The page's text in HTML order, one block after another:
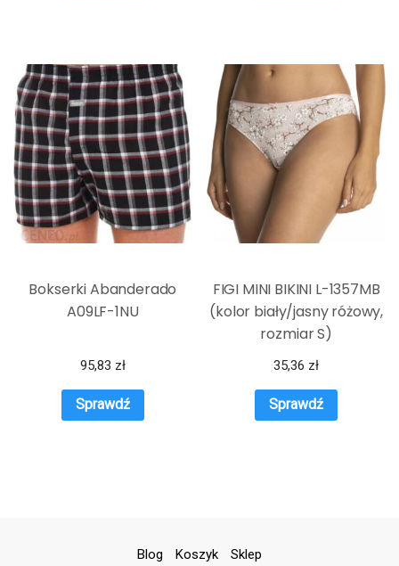
Bokserki Abanderado
A09LF-1NU
95,83 zł
Sprawdź
FIGI MINI BIKINI L-1357MB
(kolor biały/jasny różowy,
rozmiar S)
35,36 zł
Sprawdź
Blog Koszyk Sklep